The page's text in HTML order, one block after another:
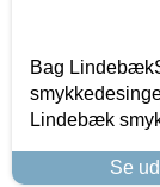
Bag
Lindebæk
Se